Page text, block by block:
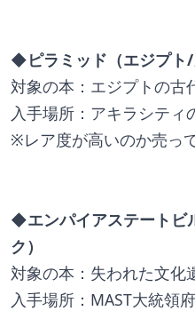
◆ピラミッド（エジプト/
対象の本：エジプトの古
入手場所：アキラシティ
※レア度が高いのか売っ
◆エンパイアステートビ
ク）
対象の本：失われた文化
入手場所：MAST大統領